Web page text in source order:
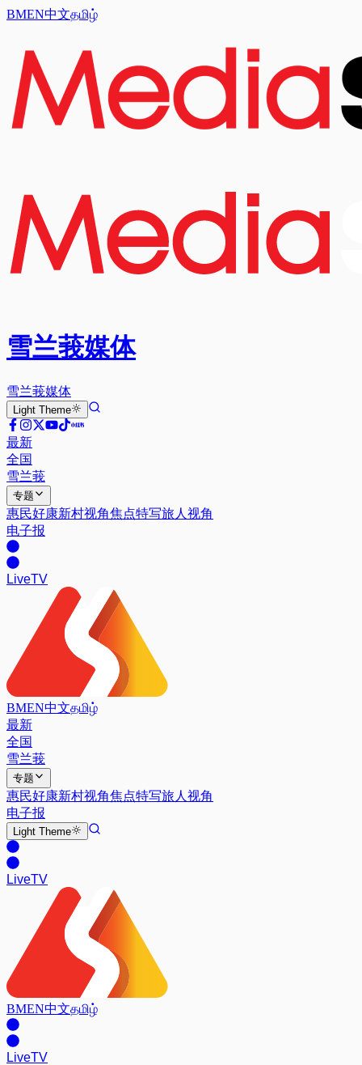
BMEN中文தமிழ்
雪兰莪媒体
雪兰莪媒体
Light Theme
最新
全国
雪兰莪
专题
惠民好康新村视角焦点特写旅人视角
电子报
LiveTV
BMEN中文தமிழ்
最新
全国
雪兰莪
专题
惠民好康新村视角焦点特写旅人视角
电子报
Light Theme
LiveTV
BMEN中文தமிழ்
LiveTV